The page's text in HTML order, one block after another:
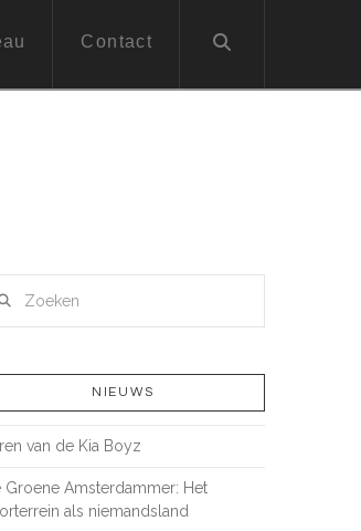
Contact
NIEUWS
van de Kia Boyz
Groene Amsterdammer: Het
als niemandsland